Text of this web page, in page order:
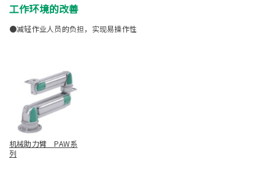
工作环境的改善
●减轻作业人员的负担，实现易操作性
机械助力臂 PAW系
列